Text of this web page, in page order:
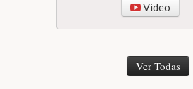
Video
Ver Todas